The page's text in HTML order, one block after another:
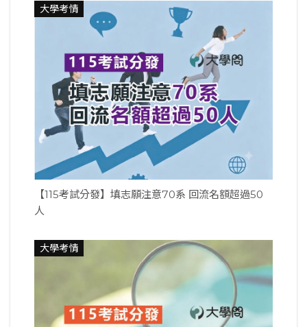
大學考情
【115考試分發】填志願注意70系 回流名額超過50
人
大學考情